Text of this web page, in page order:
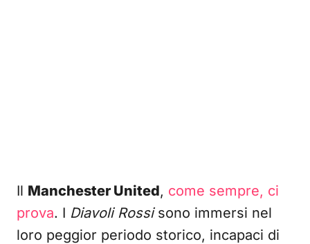
Il Manchester United, come sempre, ci
prova. I Diavoli Rossisono immersi nel
loro peggior periodo storico, incapaci di